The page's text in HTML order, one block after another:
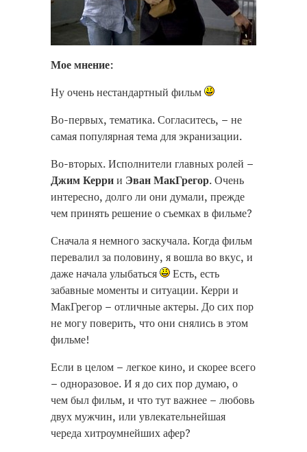
Мое мнение:
Ну очень нестандартный фильм
Во-первых, тематика. Согласитесь, – не
самая популярная тема для экранизации.
Во-вторых. Исполнители главных ролей –
Джим Керрии Эван МакГрегор. Очень
интересно, долго ли они думали, прежде
чем принять решение о съемках в фильме?
Сначала я немного заскучала. Когда фильм
перевалил за половину, я вошла во вкус, и
даже начала улыбаться
Есть, есть
забавные моменты и ситуации. Керри и
МакГрегор – отличные актеры. До сих пор
не могу поверить, что они снялись в этом
фильме!
Если в целом – легкое кино, и скорее всего
– одноразовое. И я до сих пор думаю, о
чем был фильм, и что тут важнее – любовь
двух мужчин, или увлекательнейшая
череда хитроумнейших афер?